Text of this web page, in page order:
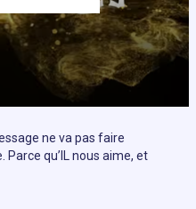
ne va pas faire
Parce qu’IL nous aime, et